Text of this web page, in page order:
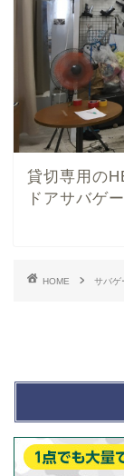
貸切専用の
ドアサバゲー
HOME サバゲ